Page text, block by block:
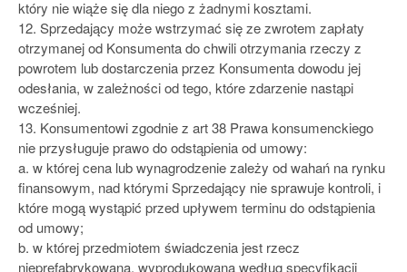
który nie wiąże się dla niego z żadnymi kosztami.
12. Sprzedający może wstrzymać się ze zwrotem zapłaty
otrzymanej od Konsumenta do chwili otrzymania rzeczy z
powrotem lub dostarczenia przez Konsumenta dowodu jej
odesłania, w zależności od tego, które zdarzenie nastąpi
wcześniej.
13. Konsumentowi zgodnie z art 38 Prawa konsumenckiego
nie przysługuje prawo do odstąpienia od umowy:
a. w której cena lub wynagrodzenie zależy od wahań na rynku
finansowym, nad którymi Sprzedający nie sprawuje kontroli, i
które mogą wystąpić przed upływem terminu do odstąpienia
od umowy;
b. w której przedmiotem świadczenia jest rzecz
nieprefabrykowana, wyprodukowana według specyfikacji